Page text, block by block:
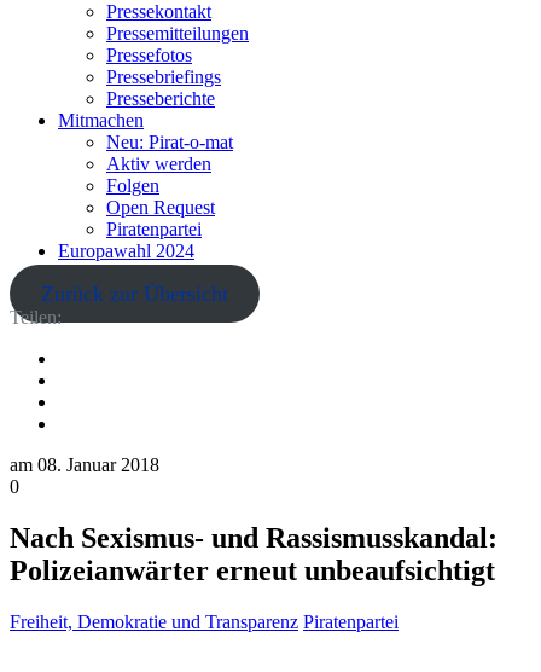
Pressekontakt
Pressemitteilungen
Pressefotos
Pressebriefings
Presseberichte
Mitmachen
Neu: Pirat-o-mat
Aktiv werden
Folgen
Open Request
Piratenpartei
Europawahl 2024
Zurück zur Übersicht
Teilen:
am 08. Januar 2018
0
Nach Sexismus- und Rassismusskandal:
Polizeianwärter erneut unbeaufsichtigt
Freiheit, Demokratie und Transparenz Piratenpartei